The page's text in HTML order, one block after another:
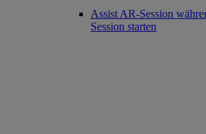
Assist AR-Session
Session starten